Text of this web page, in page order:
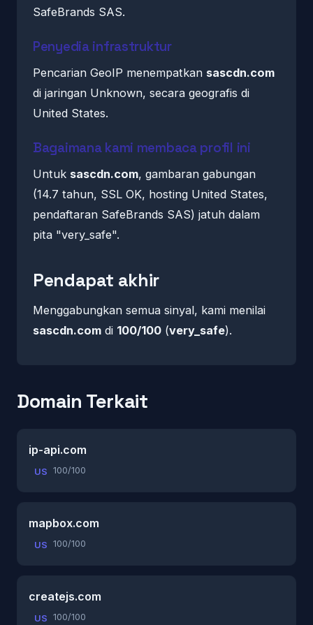
SafeBrands SAS.
Penyedia infrastruktur
Pencarian GeoIP menempatkan sascdn.com
di jaringan Unknown, secara geografis di
United States.
Bagaimana kami membaca profil ini
Untuk sascdn.com, gambaran gabungan
(14.7 tahun, SSL OK, hosting United States,
pendaftaran SafeBrands SAS) jatuh dalam
pita "very_safe".
Pendapat akhir
Menggabungkan semua sinyal, kami menilai
sascdn.com di 100/100 (very_safe).
Domain Terkait
ip-api.com
US 100/100
mapbox.com
US 100/100
createjs.com
US 100/100